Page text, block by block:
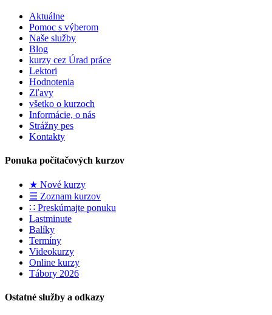
Aktuálne
Pomoc s výberom
Naše služby
Blog
kurzy cez Úrad práce
Lektori
Hodnotenia
Zľavy
všetko o kurzoch
Informácie, o nás
Strážny pes
Kontakty
Ponuka počítačových kurzov
★ Nové kurzy
☰ Zoznam kurzov
∷ Preskúmajte ponuku
Lastminute
Balíky
Termíny
Videokurzy
Online kurzy
Tábory 2026
Ostatné služby a odkazy